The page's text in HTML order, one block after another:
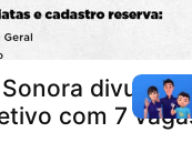
divulga
com 7